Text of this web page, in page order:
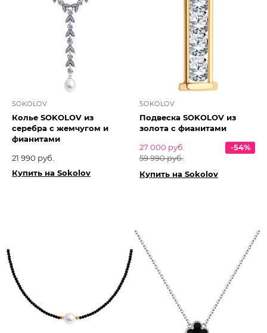
SOKOLOV
Колье SOKOLOV из
серебра с жемчугом и
фианитами
21 990 руб.
Купить на Sokolov
SOKOLOV
Подвеска SOKOLOV из
золота с фианитами
27 000 руб.
59 990 руб.
-54%
Купить на Sokolov